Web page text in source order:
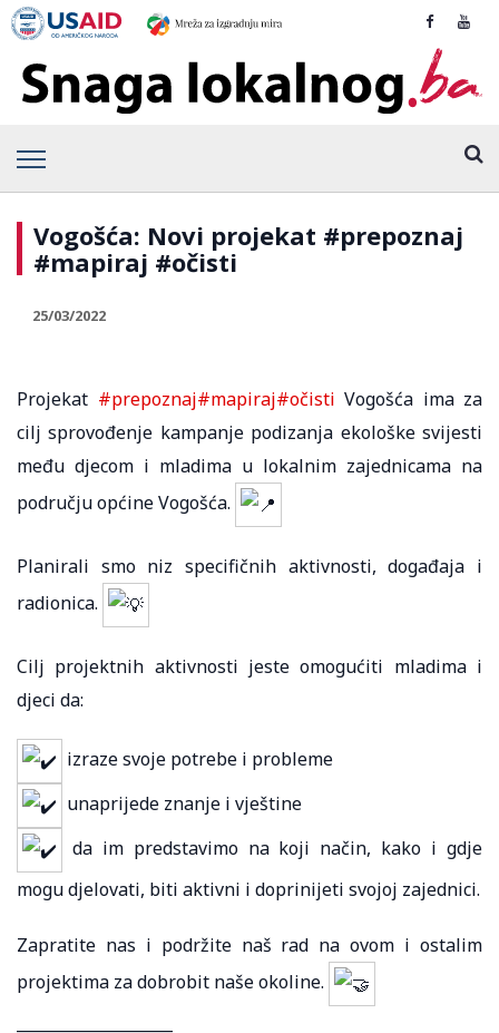
Vogošća: Novi projekat #prepoznaj
#mapiraj #očisti
25/03/2022
Projekat #prepoznaj#mapiraj#očisti Vogošća ima za
cilj sprovođenje kampanje podizanja ekološke svijesti
među djecom i mladima u lokalnim zajednicama na
području općine Vogošća.
Planirali smo niz specifičnih aktivnosti, događaja i
radionica.
Cilj projektnih aktivnosti jeste omogućiti mladima i
djeci da:
izraze svoje potrebe i probleme
unaprijede znanje i vještine
da im predstavimo na koji način, kako i gdje
mogu djelovati, biti aktivni i doprinijeti svojoj zajednici.
Zapratite nas i podržite naš rad na ovom i ostalim
projektima za dobrobit naše okoline.